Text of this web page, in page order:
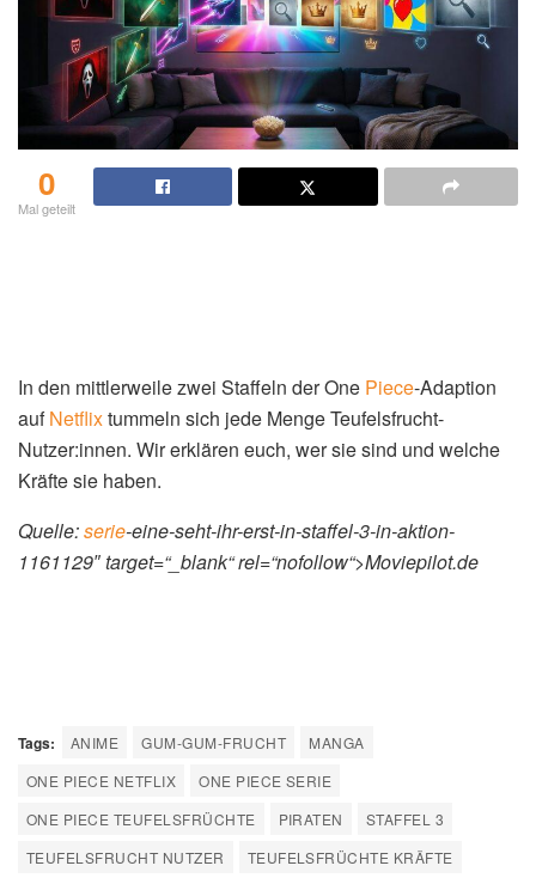
0
Mal geteilt
In den mittlerweile zwei Staffeln der One Piece-Adaption
aufNetflixtummeln sich jede Menge Teufelsfrucht-
Nutzer:innen. Wir erklären euch, wer sie sind und welche
Kräfte sie haben.
Quelle:serie-eine-seht-ihr-erst-in-staffel-3-in-aktion-
1161129″ target=“_blank“ rel=“nofollow“>Moviepilot.de
Tags: ANIME GUM-GUM-FRUCHT
MANGA
ONE PIECE NETFLIX
ONE PIECE SERIE
ONE PIECE TEUFELSFRÜCHTE
PIRATEN
STAFFEL 3
TEUFELSFRUCHT NUTZER
TEUFELSFRÜCHTE KRÄFTE